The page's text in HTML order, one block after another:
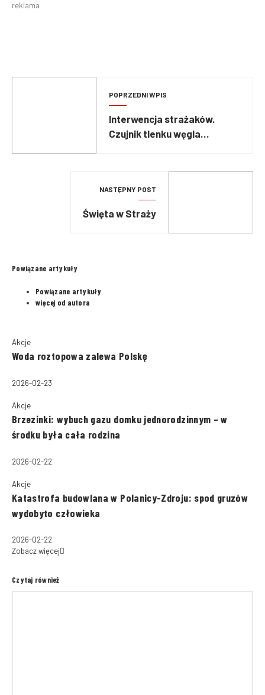
reklama
POPRZEDNI WPIS
Interwencja strażaków.
Czujnik tlenku węgla
NASTĘPNY POST
Święta w Straży
Powiązane artykuły
Powiązane artykuły
więcej od autora
Akcje
Woda roztopowa zalewa Polskę
2026-02-23
Akcje
Brzezinki: wybuch gazu domku jednorodzinnym – w
środku była cała rodzina
2026-02-22
Akcje
Katastrofa budowlana w Polanicy-Zdroju: spod gruzów
wydobyto człowieka
2026-02-22
Zobacz więcej
Czytaj również